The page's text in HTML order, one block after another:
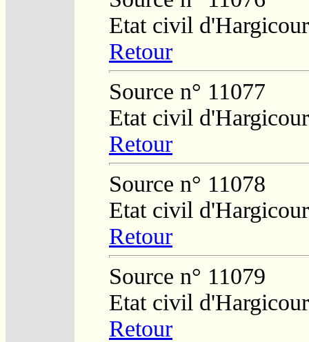
Etat civil
Retour
Source n° 11077
Etat civil
Retour
Source n° 11078
Etat civil
Retour
Source n° 11079
Etat civil
Retour